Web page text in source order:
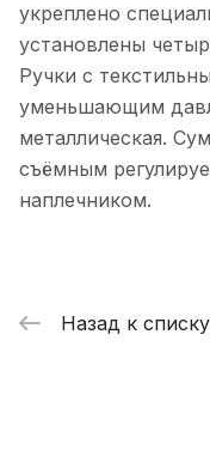
укреплено
установлены
Ручки с
уменьшающим
металлическая.
съёмным
наплечником.
Назад к списку